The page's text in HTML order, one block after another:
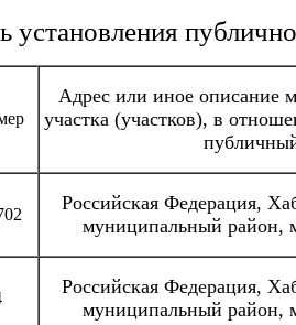
установления
Адрес или иное описание
участка (участков), в
Российская Федерация,
муниципальный район,
Российская Федерация,
муниципальный район,